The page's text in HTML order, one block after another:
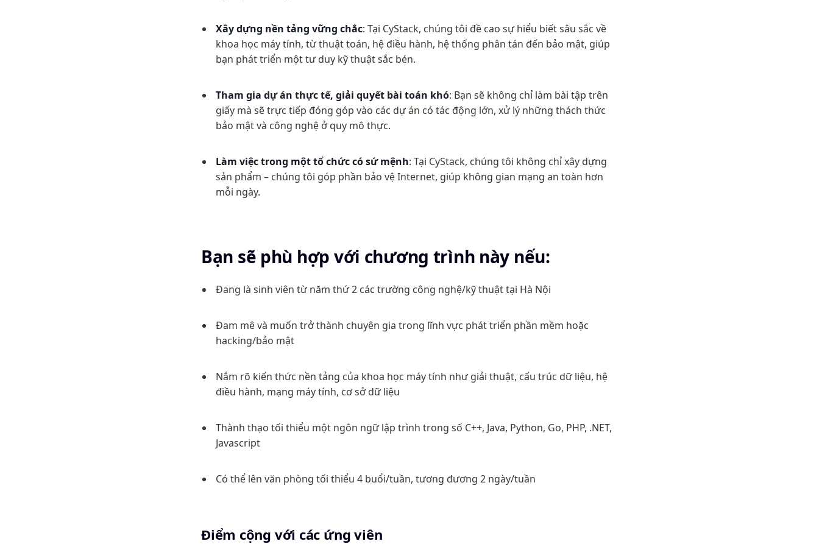
Xây dựng nền tảng vững chắc: Tại CyStack, chúng tôi đề cao sự hiểu biết sâu sắc về
khoa học máy tính, từ thuật toán, hệ điều hành, hệ thống phân tán đến bảo mật, giúp
bạn phát triển một tư duy kỹ thuật sắc bén.
Tham gia dự án thực tế, giải quyết bài toán khó: Bạn sẽ không chỉ làm bài tập trên
giấy mà sẽ trực tiếp đóng góp vào các dự án có tác động lớn, xử lý những thách thức
bảo mật và công nghệ ở quy mô thực.
Làm việc trong một tổ chức có sứ mệnh: Tại CyStack, chúng tôi không chỉ xây dựng
sản phẩm – chúng tôi góp phần bảo vệ Internet, giúp không gian mạng an toàn hơn
mỗi ngày.
Bạn sẽ phù hợp với chương trình này nếu:
Đang là sinh viên từ năm thứ 2 các trường công nghệ/kỹ thuật tại Hà Nội
Đam mê và muốn trở thành chuyên gia trong lĩnh vực phát triển phần mềm hoặc
hacking/bảo mật
Nắm rõ kiến thức nền tảng của khoa học máy tính như giải thuật, cấu trúc dữ liệu, hệ
điều hành, mạng máy tính, cơ sở dữ liệu
Thành thạo tối thiểu một ngôn ngữ lập trình trong số C++, Java, Python, Go, PHP, .NET,
Javascript
Có thể lên văn phòng tối thiểu 4 buổi/tuần, tương đương 2 ngày/tuần
Điểm cộng với các ứng viên